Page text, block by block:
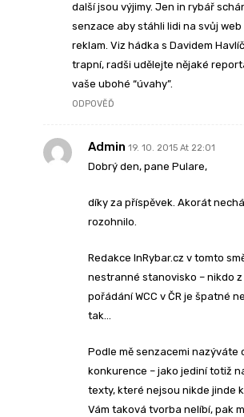
další jsou výjimy. Jen in rybář
senzace aby stáhli lidi na svůj
reklam. Viz hádka s Davidem
trapní, radši udělejte nějaké
vaše ubohé “úvahy”.
ODPOVĚĎ
Admin 19. 10. 2015 At 22:01
Dobrý den, pane Pulare,
díky za příspěvek. Akorát
rozohnilo.
Redakce InRybar.cz v tomto
nestranné stanovisko – nikdo
pořádání WCC v ČR je špatné
tak…
Podle mě senzacemi nazýváte
konkurence – jako jediní totiž
texty, které nejsou nikde jinde
Vám taková tvorba nelíbí, pak